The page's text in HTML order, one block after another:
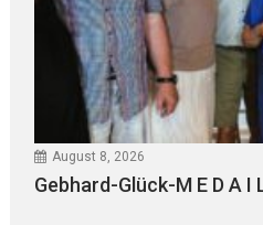
August 8, 2026
Gebhard-Glück-M E D A I